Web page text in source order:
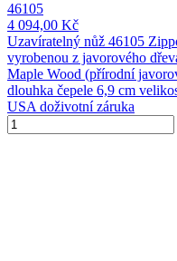
46105
4 094,00 Kč
Uzavíratelný nůž 46105
vyrobenou z javorového
Maple Wood (přírodní
dlouhka čepele 6,9 cm
USA doživotní záruka